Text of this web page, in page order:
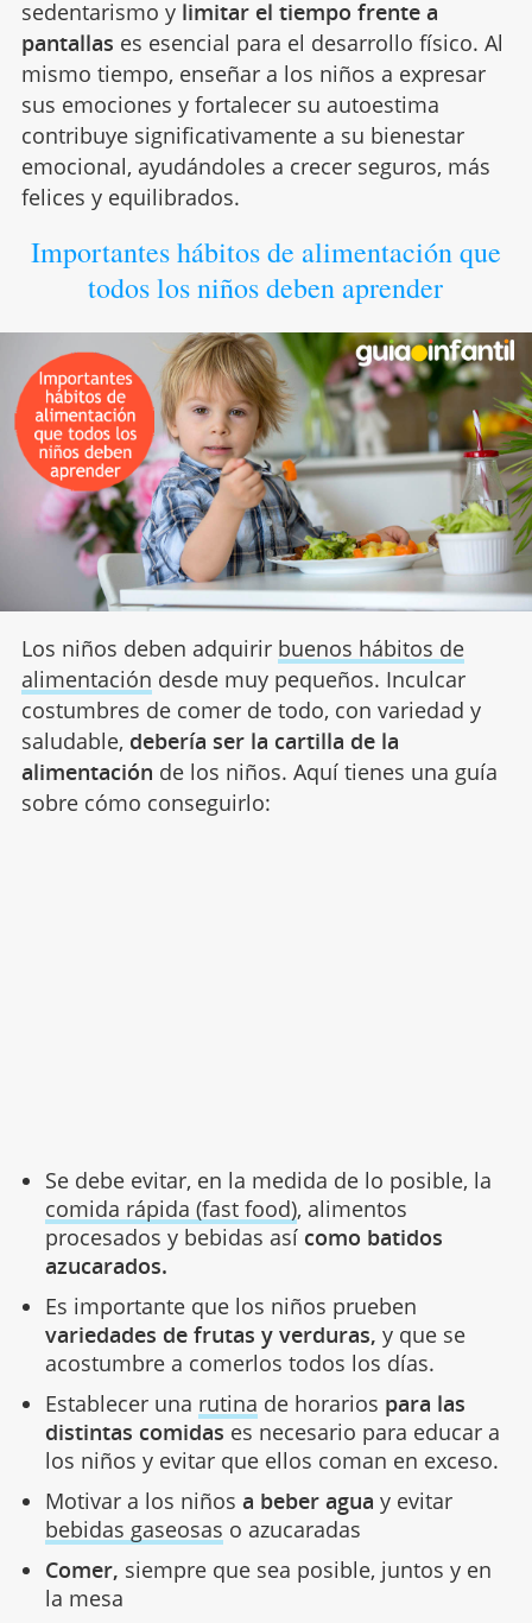
sedentarismo y limitar el tiempo frente a
pantallas es esencial para el desarrollo físico. Al
mismo tiempo, enseñar a los niños a expresar
sus emociones y fortalecer su autoestima
contribuye significativamente a su bienestar
emocional, ayudándoles a crecer seguros, más
felices y equilibrados.
Importantes hábitos de alimentación que
todos los niños deben aprender
Los niños deben adquirir buenos hábitos de
alimentación desde muy pequeños. Inculcar
costumbres de comer de todo, con variedad y
saludable, debería ser la cartilla de la
alimentación de los niños. Aquí tienes una guía
sobre cómo conseguirlo:
Se debe evitar, en la medida de lo posible, la
comida rápida (fast food), alimentos
procesados y bebidas así como batidos
azucarados.
Es importante que los niños prueben
variedades de frutas y verduras, y que se
acostumbre a comerlos todos los días.
Establecer una rutina de horarios para las
distintas comidas es necesario para educar a
los niños y evitar que ellos coman en exceso.
Motivar a los niños a beber agua y evitar
bebidas gaseosas o azucaradas
Comer, siempre que sea posible, juntos y en
la mesa